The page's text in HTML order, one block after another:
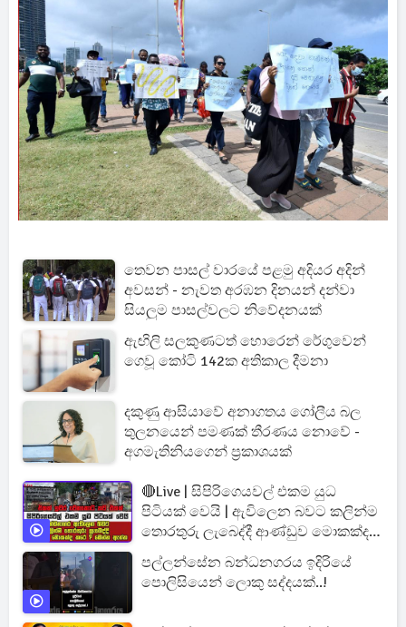
තෙවන පාසල් වාරයේ පළමු අදියර අදින්
අවසන් - නැවත අරඹන දිනයන් දන්වා
සියලුම පාසල්වලට නිවේදනයක්
ඇඟිලි සලකුණටත් හොරෙන් රේගුවෙන්
ගෙවූ කෝටි 142ක අතිකාල දීමනා
දකුණු ආසියාවේ අනාගතය ගෝලීය බල
තුලනයෙන් පමණක් තීරණය නොවේ -
අගමැතිනියගෙන් ප්‍රකාශයක්
🔴Live | සිපිරිගෙයවල් එකම යුධ
පිටියක් වෙයි | ඇවිලෙන බවට කලින්ම
තොරතුරු ලැබෙද්දී ආණ්ඩුව මොකක්ද
කරේ ?
පල්ලන්සේන බන්ධනගරය ඉදිරියේ
පොලිසියෙන් ලොකු සද්දයක්..!